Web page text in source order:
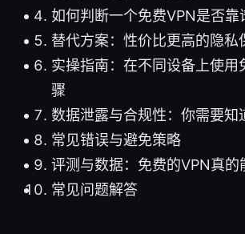
如何判断一个免费VPN是否靠
替代方案：性价比更高的隐私
实操指南：在不同设备上使用
骤
数据泄露与合规性：你需要知
常见错误与避免策略
评测与数据：免费的VPN真的
常见问题解答